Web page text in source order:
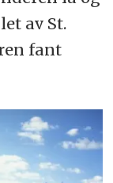
av St.
fant